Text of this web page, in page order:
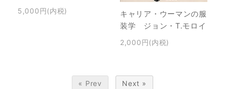
5,000円(内税)
キャリア・ウーマンの服
装学 ジョン・T.モロイ
2,000円(内税)
« Prev Next »